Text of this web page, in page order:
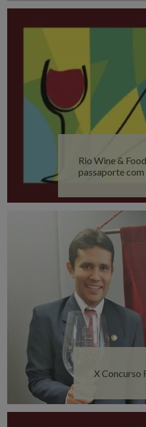
Rio Wine &
passaporte
X Concurso